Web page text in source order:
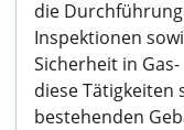
die
Inspektionen
Sicherheit in
diese Tätigkeiten
bestehenden